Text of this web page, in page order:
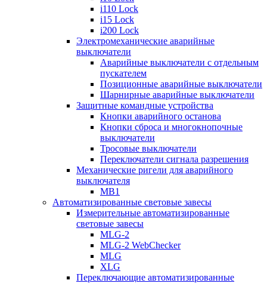
i110 Lock
i15 Lock
i200 Lock
Электромеханические аварийные
выключатели
Аварийные выключатели с отдельным
пускателем
Позиционные аварийные выключатели
Шарнирные аварийные выключатели
Защитные командные устройства
Кнопки аварийного останова
Кнопки сброса и многокнопочные
выключатели
Тросовые выключатели
Переключатели сигнала разрешения
Механические ригели для аварийного
выключателя
MB1
Автоматизированные световые завесы
Измерительные автоматизированные
световые завесы
MLG-2
MLG-2 WebChecker
MLG
XLG
Переключающие автоматизированные